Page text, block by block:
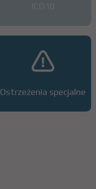
Ostrzeżenia specjalne